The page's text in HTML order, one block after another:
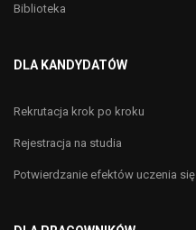
Biblioteka
DLA KANDYDATÓW
Rekrutacja krok po kroku
Rejestracja na studia
Potwierdzanie efektów uczenia się